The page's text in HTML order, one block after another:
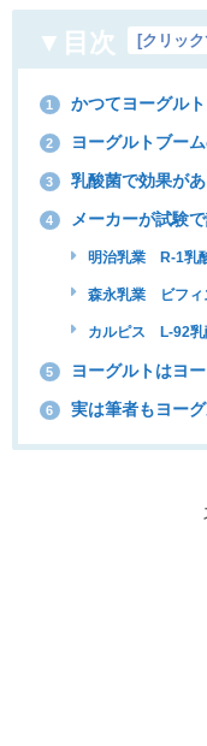
▼目次 [クリッ
1 かつてヨーグル
2 ヨーグルトブー
3 乳酸菌で効果が
4 メーカーが試験
明治乳業 R-1乳
森永乳業 ビフィ
カルピス L-92乳
5 ヨーグルトはヨ
6 実は筆者もヨー